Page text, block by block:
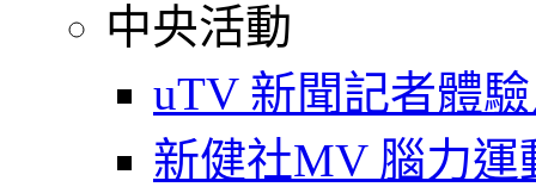
中央活動
uTV 新聞記者體
新健社MV 腦力運